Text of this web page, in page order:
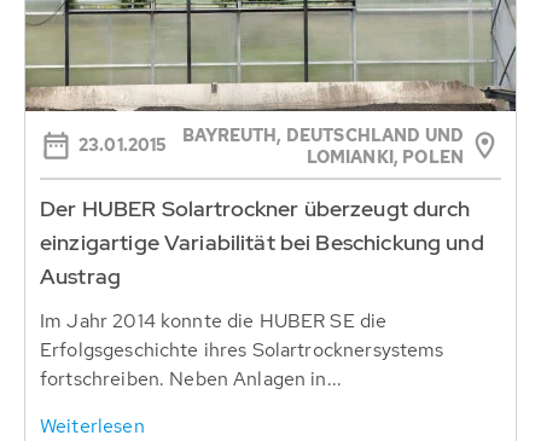
23.01.2015
BAYREUTH, DEUTSCHLAND UND
LOMIANKI, POLEN
Der HUBER Solartrockner überzeugt durch
einzigartige Variabilität bei Beschickung und
Austrag
Im Jahr 2014 konnte die HUBER SE die
Erfolgsgeschichte ihres Solartrocknersystems
fortschreiben. Neben Anlagen in...
Weiterlesen